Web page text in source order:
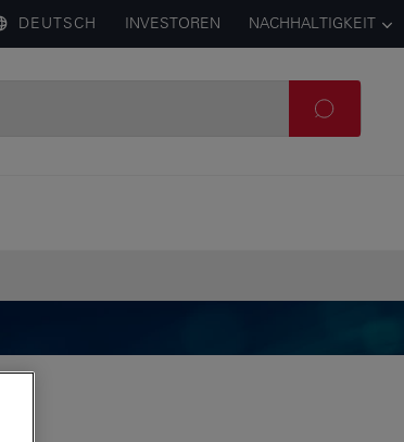
DEUTSCH INVESTOREN NACHHALTIGKEIT